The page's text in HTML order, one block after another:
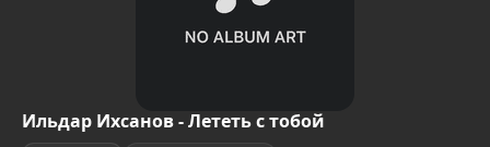
Ильдар Ихсанов - Лететь с тобой